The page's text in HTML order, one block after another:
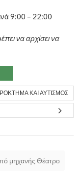
9:00 – 22:00
να αρχίσει να
ΚΑΙ ΑΥΤΙΣΜΌΣ
μηχανής Θέατρο